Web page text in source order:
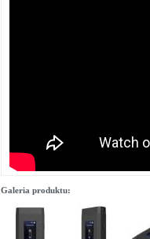
Galeria produktu: